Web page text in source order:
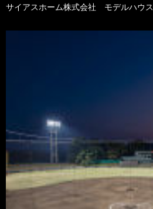
サイアスホーム株式会社 モデルハウス